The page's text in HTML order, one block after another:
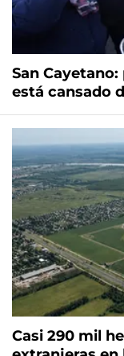
San
está cansado
Casi 290 mil